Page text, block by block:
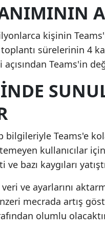
kişinin
sürelerinin 4
Teams'in
bilgileriyle Teams'e
kullanıcılar
bazı kaygıları
veri ve ayarlarını
mecrada artış
olumlu